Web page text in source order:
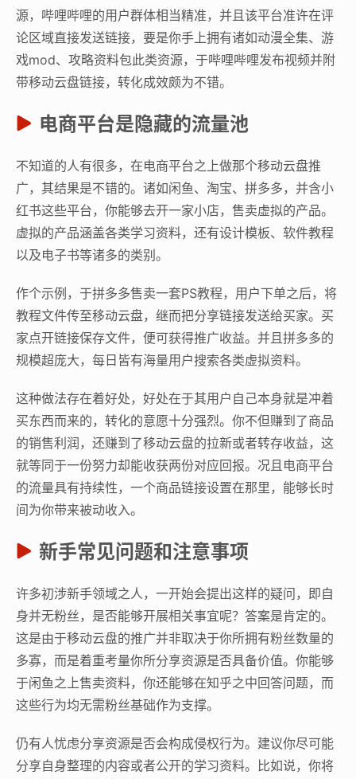
源，哔哩哔哩的用户群体相当精准，并且该平台准许在评
论区域直接发送链接，要是你手上拥有诸如动漫全集、游
戏mod、攻略资料包此类资源，于哔哩哔哩发布视频并附
带移动云盘链接，转化成效颇为不错。
电商平台是隐藏的流量池
不知道的人有很多，在电商平台之上做那个移动云盘推
广，其结果是不错的。诸如闲鱼、淘宝、拼多多，并含小
红书这些平台，你能够去开一家小店，售卖虚拟的产品。
虚拟的产品涵盖各类学习资料，还有设计模板、软件教程
以及电子书等诸多的类别。
作个示例，于拼多多售卖一套PS教程，用户下单之后，将
教程文件传至移动云盘，继而把分享链接发送给买家。买
家点开链接保存文件，便可获得推广收益。并且拼多多的
规模超庞大，每日皆有海量用户搜索各类虚拟资料。
这种做法存在着好处，好处在于其用户自己本身就是冲着
买东西而来的，转化的意愿十分强烈。你不但赚到了商品
的销售利润，还赚到了移动云盘的拉新或者转存收益，这
就等同于一份努力却能收获两份对应回报。况且电商平台
的流量具有持续性，一个商品链接设置在那里，能够长时
间为你带来被动收入。
新手常见问题和注意事项
许多初涉新手领域之人，一开始会提出这样的疑问，即自
身并无粉丝，是否能够开展相关事宜呢？答案是肯定的。
这是由于移动云盘的推广并非取决于你所拥有粉丝数量的
多寡，而是着重考量你所分享资源是否具备价值。你能够
于闲鱼之上售卖资料，你还能够在知乎之中回答问题，而
这些行为均无需粉丝基础作为支撑。
仍有人忧虑分享资源是否会构成侵权行为。建议你尽可能
分享自身整理的内容或者公开的学习资料。比如说，你将